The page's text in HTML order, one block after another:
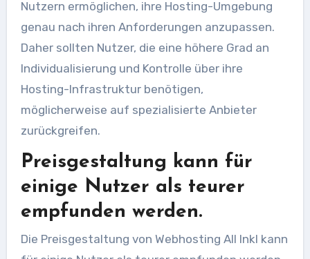
Nutzern ermöglichen, ihre Hosting-Umgebung
genau nach ihren Anforderungen anzupassen.
Daher sollten Nutzer, die eine höhere Grad an
Individualisierung und Kontrolle über ihre
Hosting-Infrastruktur benötigen,
möglicherweise auf spezialisierte Anbieter
zurückgreifen.
Preisgestaltung kann für
einige Nutzer als teurer
empfunden werden.
Die Preisgestaltung von Webhosting All Inkl kann